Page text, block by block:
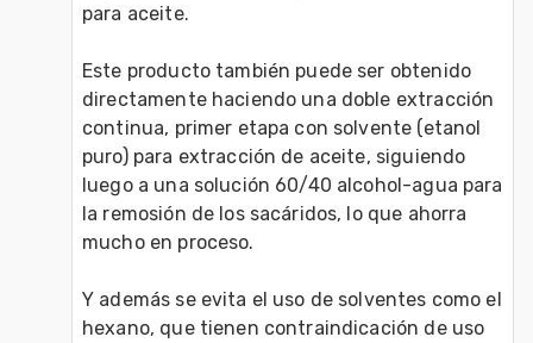
para aceite.
Este producto también puede ser obtenido
directamente haciendo una doble extracción
continua, primer etapa con solvente (etanol
puro) para extracción de aceite, siguiendo
luego a una solución 60/40 alcohol-agua para
la remosión de los sacáridos, lo que ahorra
mucho en proceso.
Y además se evita el uso de solventes como el
hexano, que tienen contraindicación de uso